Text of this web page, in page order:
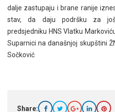
dalje zastupaju i brane ranije
stav, da daju podršku za
predsjedniku HNS Vlatku
Suparnici na današnjoj skupštini
Sočković
Share: